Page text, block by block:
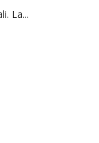
La...